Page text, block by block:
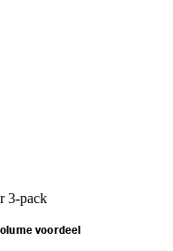
3-pack
voordeel